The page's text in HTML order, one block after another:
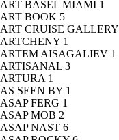
ART BASEL MIAMI 1
ART BOOK 5
ART CRUISE
ARTCHENY 1
ARTEM AISAGALIEV 1
ARTISANAL 3
ARTURA 1
AS SEEN BY 1
ASAP FERG 1
ASAP MOB 2
ASAP NAST 6